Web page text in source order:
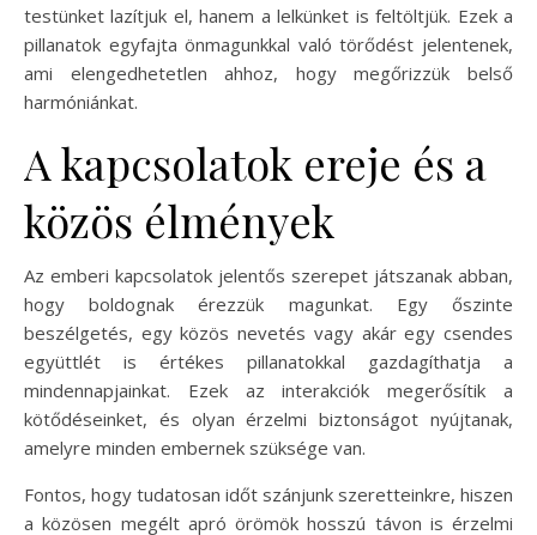
testünket lazítjuk el, hanem a lelkünket is feltöltjük. Ezek a
pillanatok egyfajta önmagunkkal való törődést jelentenek,
ami elengedhetetlen ahhoz, hogy megőrizzük belső
harmóniánkat.
A kapcsolatok ereje és a
közös élmények
Az emberi kapcsolatok jelentős szerepet játszanak abban,
hogy boldognak érezzük magunkat. Egy őszinte
beszélgetés, egy közös nevetés vagy akár egy csendes
együttlét is értékes pillanatokkal gazdagíthatja a
mindennapjainkat. Ezek az interakciók megerősítik a
kötődéseinket, és olyan érzelmi biztonságot nyújtanak,
amelyre minden embernek szüksége van.
Fontos, hogy tudatosan időt szánjunk szeretteinkre, hiszen
a közösen megélt apró örömök hosszú távon is érzelmi